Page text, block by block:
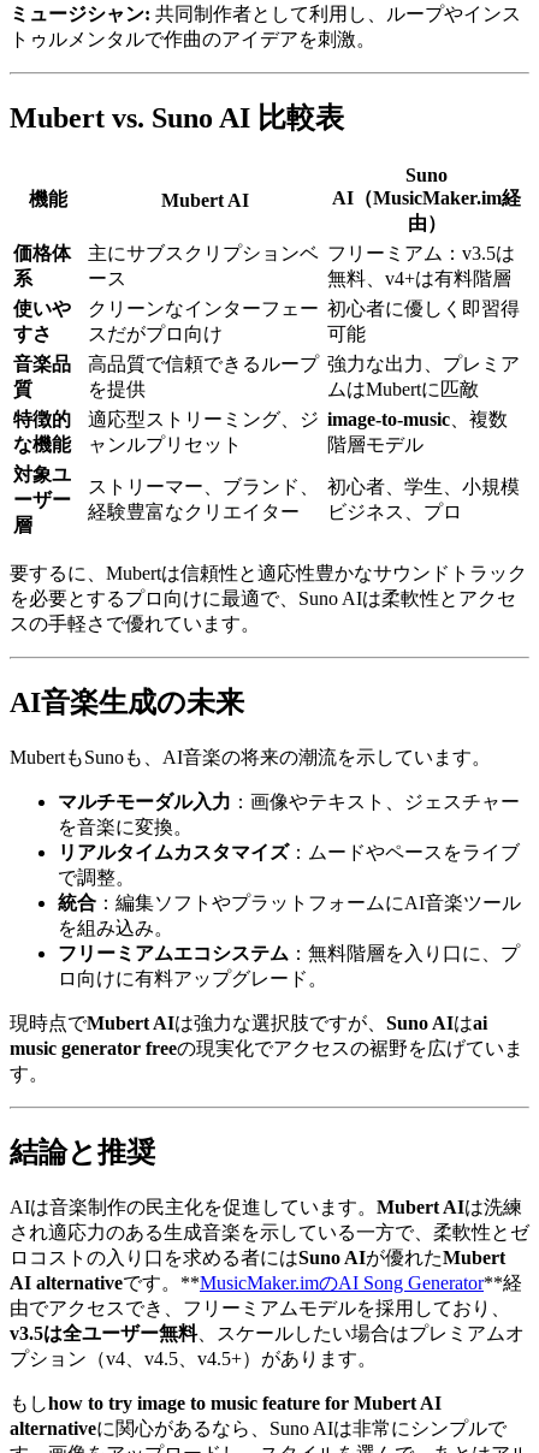
ミュージシャン: 共同制作者として利用し、ループやインス
トゥルメンタルで作曲のアイデアを刺激。
Mubert vs. Suno AI 比較表
機能 Mubert AI
Suno
AI（MusicMaker.im経
由）
価格体
系
主にサブスクリプションベ
ース
フリーミアム：v3.5は
無料、v4+は有料階層
使いや
すさ
クリーンなインターフェー
スだがプロ向け
初心者に優しく即習得
可能
音楽品
質
高品質で信頼できるループ
を提供
強力な出力、プレミア
ムはMubertに匹敵
特徴的
な機能
適応型ストリーミング、ジ
ャンルプリセット
image-to-music 、複数
階層モデル
対象ユ
ーザー
層
ストリーマー、ブランド、
経験豊富なクリエイター
初心者、学生、小規模
ビジネス、プロ
要するに、Mubertは信頼性と適応性豊かなサウンドトラック
を必要とするプロ向けに最適で、Suno AIは柔軟性とアクセ
スの手軽さで優れています。
AI音楽生成の未来
MubertもSunoも、AI音楽の将来の潮流を示しています。
マルチモーダル入力 ：画像やテキスト、ジェスチャー
を音楽に変換。
リアルタイムカスタマイズ：ムードやペースをライブ
で調整。
統合 ：編集ソフトやプラットフォームにAI音楽ツール
を組み込み。
フリーミアムエコシステム ：無料階層を入り口に、プ
ロ向けに有料アップグレード。
現時点でMubert AIは強力な選択肢ですが、 Suno AIはai
music generator freeの現実化でアクセスの裾野を広げていま
す。
結論と推奨
AIは音楽制作の民主化を促進しています。 Mubert AIは洗練
され適応力のある生成音楽を示している一方で、柔軟性とゼ
ロコストの入り口を求める者にはSuno AIが優れたMubert
AI alternativeです。**MusicMaker.imのAI Song Generator**経
由でアクセスでき、フリーミアムモデルを採用しており、
v3.5は全ユーザー無料、スケールしたい場合はプレミアムオ
プション（v4、v4.5、v4.5+）があります。
もしhow to try image to music feature for Mubert AI
alternativeに関心があるなら、Suno AIは非常にシンプルで